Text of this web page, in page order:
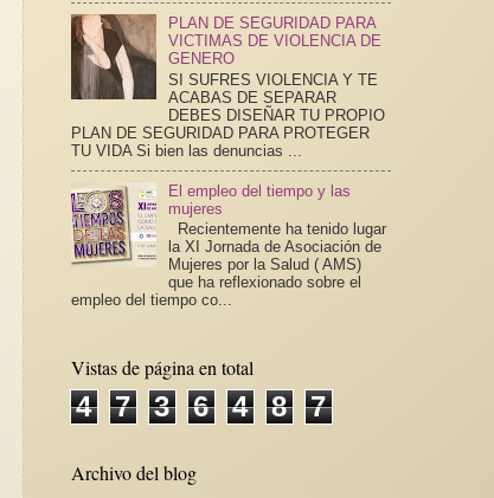
PLAN DE SEGURIDAD PARA
VICTIMAS DE VIOLENCIA DE
GENERO
SI SUFRES VIOLENCIA Y TE
ACABAS DE SEPARAR
DEBES DISEÑAR TU PROPIO
PLAN DE SEGURIDAD PARA PROTEGER
TU VIDA Si bien las denuncias ...
El empleo del tiempo y las
mujeres
Recientemente ha tenido lugar
la XI Jornada de Asociación de
Mujeres por la Salud ( AMS)
que ha reflexionado sobre el
empleo del tiempo co...
Vistas de página en total
4 7 3 6 4 8 7
Archivo del blog